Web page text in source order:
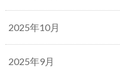
2025年10月
2025年9月